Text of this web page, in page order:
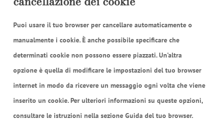
Puoi usare il tuo browser per cancellare automaticamente o
manualmente i cookie. È anche possibile specificare che
determinati cookie non possono essere piazzati. Un’altra
opzione è quella di modificare le impostazioni del tuo browser
internet in modo da ricevere un messaggio ogni volta che viene
inserito un cookie. Per ulteriori informazioni su queste opzioni,
consultare le istruzioni nella sezione Guida del tuo browser.